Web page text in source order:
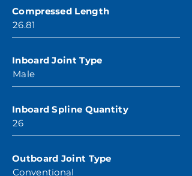
Compressed Length
26.81
Inboard Joint Type
Male
Inboard Spline Quantity
26
Outboard Joint Type
Conventional